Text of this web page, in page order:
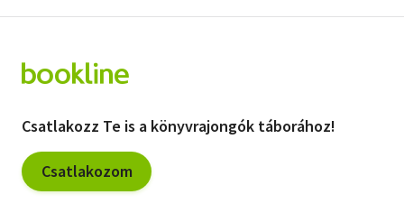
Csatlakozz Te is a könyvrajongók táborához!
Csatlakozom